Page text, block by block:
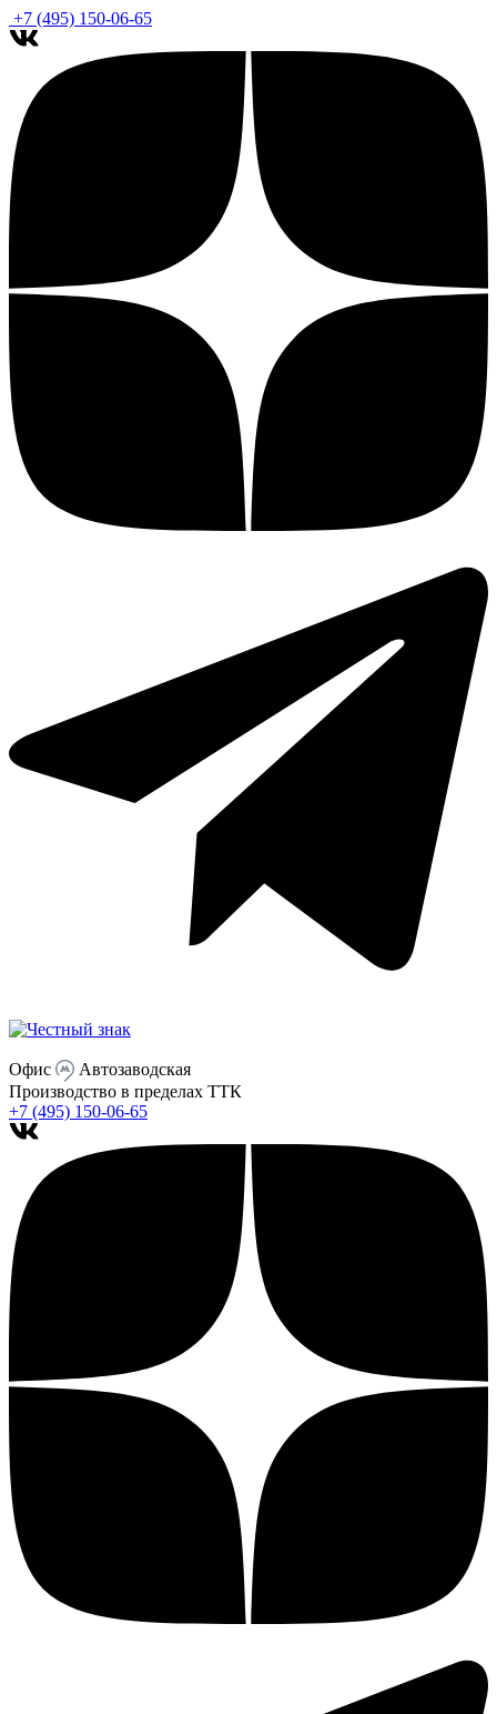
+7 (495) 150-06-65
Офис
Автозаводская
Производство в пределах ТТК
+7 (495) 150-06-65